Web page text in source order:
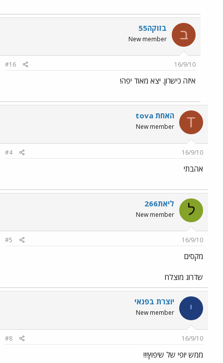
ב בזוקה55
New member
16/9/10
#16
איזה כישרון. יצא מאוד יפה!
T tova האחת
New member
16/9/10
#4
אהבתי
ל ליאת266
New member
16/9/10
#5
מקסים
שדרוג מוצלח
י יוצרת בפנאי
New member
16/9/10
#8
ממש יופי של שיפוץ!!!